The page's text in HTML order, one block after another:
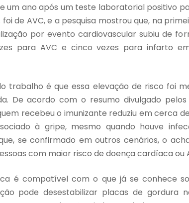
um ano após um teste laboratorial positivo
de AVC, e a pesquisa mostrou que, na
por evento cardiovascular subiu de
para AVC e cinco vezes para infarto
trabalho é que essa elevação de risco foi
De acordo com o resumo divulgado
recebeu o imunizante reduziu em cerca
à gripe, mesmo quando houve
se confirmado em outros cenários, o
com maior risco de doença cardíaca ou
é compatível com o que já se conhece
pode desestabilizar placas de gordura